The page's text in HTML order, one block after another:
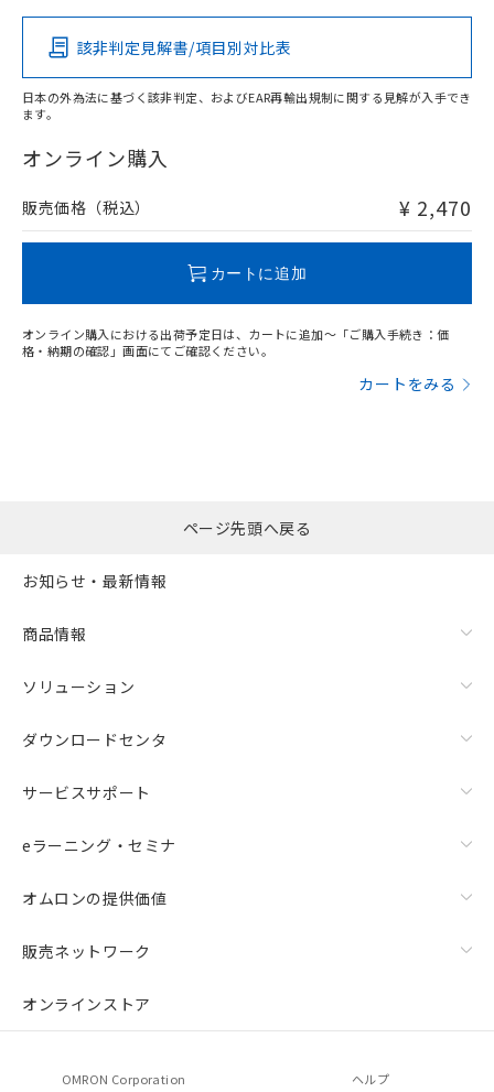
O
在庫等で未対応品が混在する可能性があります。
問い合わせください。
該非判定見解書/項目別対比表
日本の外為法に基づく該非判定、およびEAR再輸出規制に関する見解が入手でき
ます。
オンライン購入
販売価格（税込） ¥ 2,470
カートに追加
オンライン購入における出荷予定日は、カートに追加～「ご購入手続き：価
格・納期の確認」画面にてご確認ください。
カートをみる
ページ先頭へ戻る
お知らせ・最新情報
商品情報
ソリューション
ダウンロードセンタ
サービスサポート
eラーニング・セミナ
オムロンの提供価値
販売ネットワーク
オンラインストア
OMRON Corporation ヘルプ